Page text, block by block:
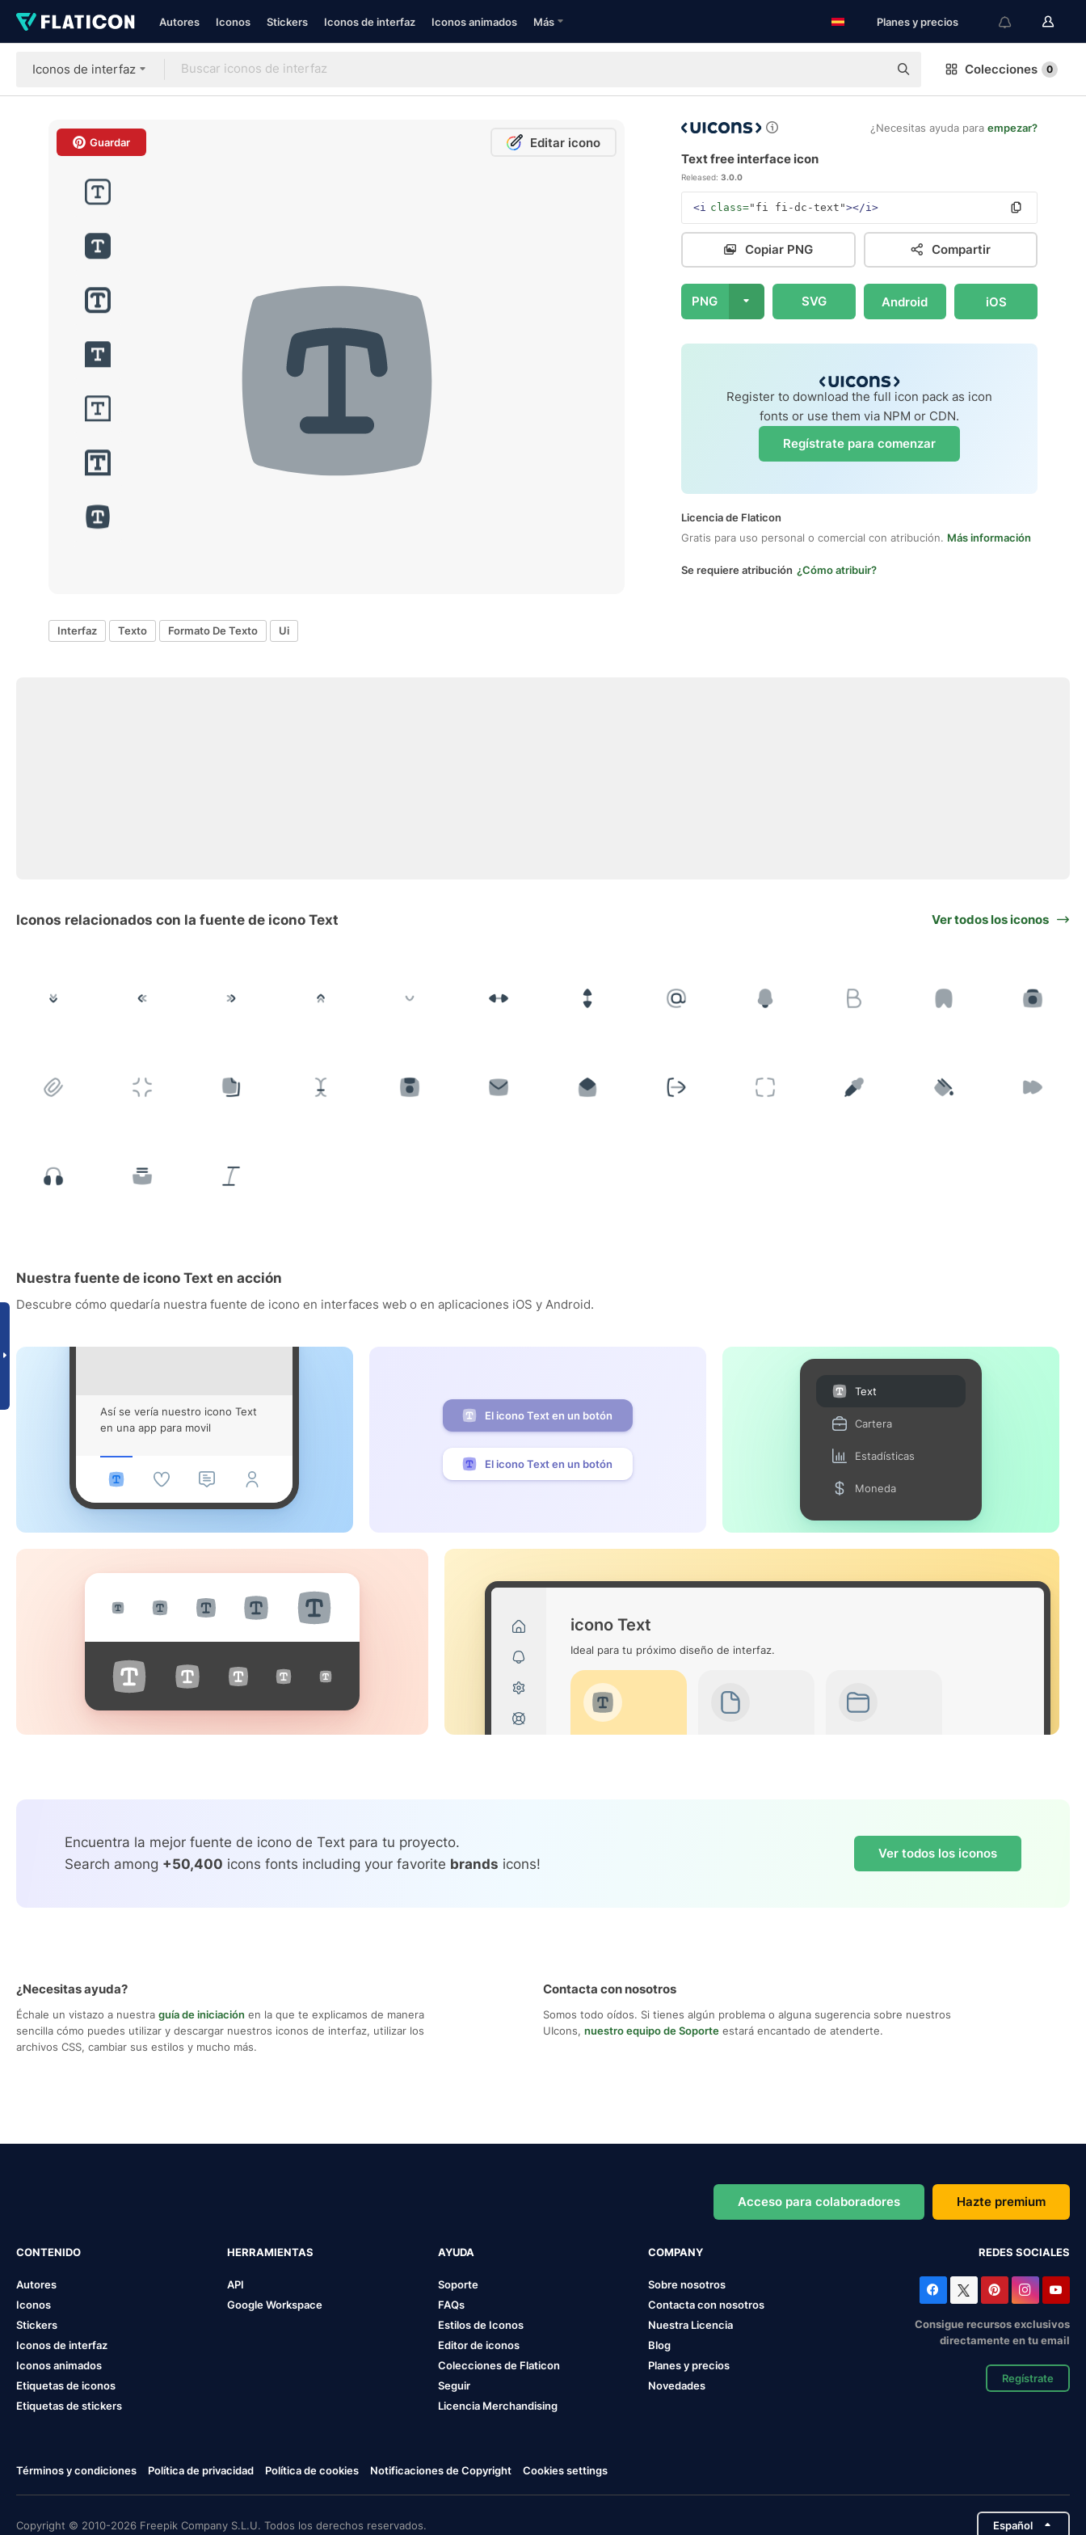
Autores Iconos Stickers Iconos de interfaz Iconos animados Más Planes y precios
Iconos de interfaz Colecciones 0
Guardar Editar icono
¿Necesitas ayuda para empezar?
Text free interface icon
Released: 3.0.0
<i class="fi fi-dc-text"></i>
Copiar PNG Compartir
PNG SVG Android iOS
Register to download the full icon pack as icon
fonts or use them via NPM or CDN.
Regístrate para comenzar
Licencia de Flaticon
Gratis para uso personal o comercial con atribución. Más información
Se requiere atribución ¿Cómo atribuir?
Interfaz Texto Formato De Texto Ui
Iconos relacionados con la fuente de icono Text Ver todos los iconos
Nuestra fuente de icono Text en acción
Descubre cómo quedaría nuestra fuente de icono en interfaces web o en aplicaciones iOS y Android.
Así se vería nuestro icono Text
en una app para movil
El icono Text en un botón
El icono Text en un botón
Text
Cartera
Estadísticas
Moneda
icono Text
Ideal para tu próximo diseño de interfaz.
Encuentra la mejor fuente de icono de Text para tu proyecto.
Search among +50,400 icons fonts including your favorite brands icons!
Ver todos los iconos
¿Necesitas ayuda?
Échale un vistazo a nuestra guía de iniciación en la que te explicamos de manera
sencilla cómo puedes utilizar y descargar nuestros iconos de interfaz, utilizar los
archivos CSS, cambiar sus estilos y mucho más.
Contacta con nosotros
Somos todo oídos. Si tienes algún problema o alguna sugerencia sobre nuestros
UIcons, nuestro equipo de Soporte estará encantado de atenderte.
Acceso para colaboradores Hazte premium
CONTENIDO
Autores
Iconos
Stickers
Iconos de interfaz
Iconos animados
Etiquetas de iconos
Etiquetas de stickers
HERRAMIENTAS
API
Google Workspace
AYUDA
Soporte
FAQs
Estilos de Iconos
Editor de iconos
Colecciones de Flaticon
Seguir
Licencia Merchandising
COMPANY
Sobre nosotros
Contacta con nosotros
Nuestra Licencia
Blog
Planes y precios
Novedades
REDES SOCIALES
Consigue recursos exclusivos
directamente en tu email
Regístrate
Términos y condiciones Política de privacidad Política de cookies Notificaciones de Copyright Cookies settings
Copyright © 2010-2026 Freepik Company S.L.U. Todos los derechos reservados. Español